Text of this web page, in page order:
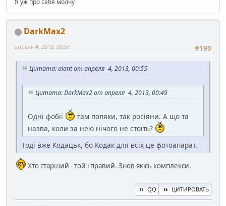
Я уж про себя молчу
DarkMax2
#190
апреля 4, 2013, 00:57
Цитата: alant от апреля 4, 2013, 00:55
Цитата: DarkMax2 от апреля 4, 2013, 00:49
Одні фобії
там поляки, так росіяни. А що та
назва, коли за нею нічого не стоїть?
Тоді вже Кодацьк, бо Кодак для всіх це фотоапарат.
Хто старший - той і правий. Знов якісь комплекси.
QQ ЦИТИРОВАТЬ